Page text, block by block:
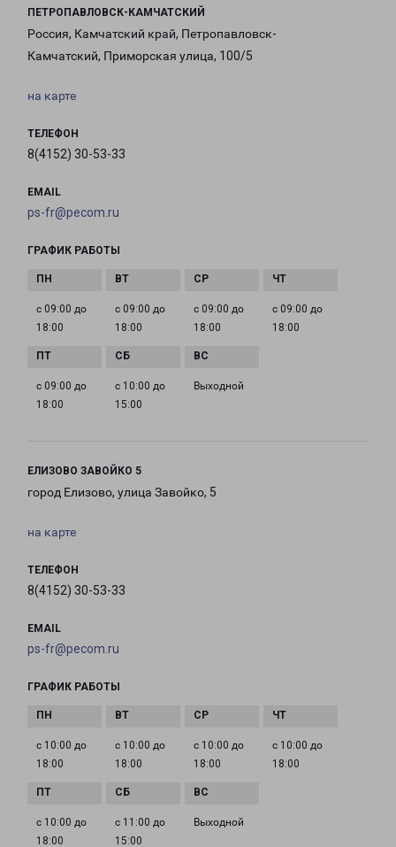
ПЕТРОПАВЛОВСК-КАМЧАТСКИЙ
Россия, Камчатский край, Петропавловск-
Камчатский, Приморская улица, 100/5
на карте
ТЕЛЕФОН
8(4152) 30-53-33
EMAIL
ps-fr@pecom.ru
ГРАФИК РАБОТЫ
с 09:00 до
18:00
с 09:00 до
18:00
с 09:00 до
18:00
с 09:00 до
18:00
с 09:00 до
18:00
с 10:00 до
15:00
Выходной
ЕЛИЗОВО ЗАВОЙКО 5
город Елизово, улица Завойко, 5
на карте
ТЕЛЕФОН
8(4152) 30-53-33
EMAIL
ps-fr@pecom.ru
ГРАФИК РАБОТЫ
с 10:00 до
18:00
с 10:00 до
18:00
с 10:00 до
18:00
с 10:00 до
18:00
с 10:00 до
18:00
с 11:00 до
15:00
Выходной